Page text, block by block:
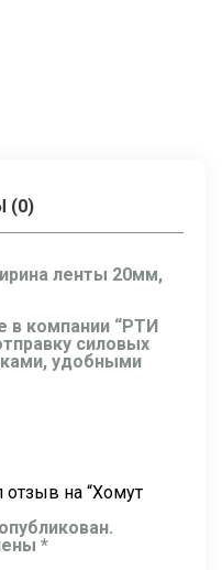
(0)
ленты 20мм,
в компании “РТИ
силовых
удобными
отзыв на “Хомут
*